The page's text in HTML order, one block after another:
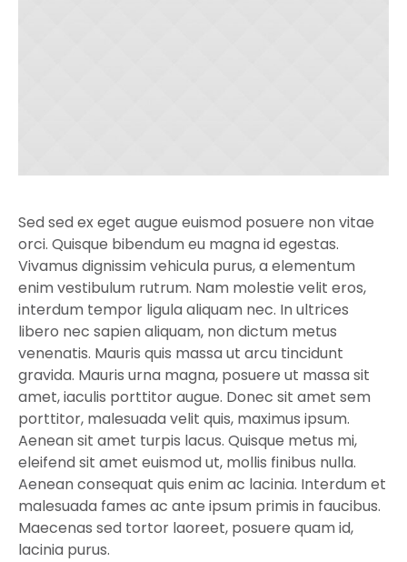
Sed sed ex eget augue euismod posuere non vitae
orci. Quisque bibendum eu magna id egestas.
Vivamus dignissim vehicula purus, a elementum
enim vestibulum rutrum. Nam molestie velit eros,
interdum tempor ligula aliquam nec. In ultrices
libero nec sapien aliquam, non dictum metus
venenatis. Mauris quis massa ut arcu tincidunt
gravida. Mauris urna magna, posuere ut massa sit
amet, iaculis porttitor augue. Donec sit amet sem
porttitor, malesuada velit quis, maximus ipsum.
Aenean sit amet turpis lacus. Quisque metus mi,
eleifend sit amet euismod ut, mollis finibus nulla.
Aenean consequat quis enim ac lacinia. Interdum et
malesuada fames ac ante ipsum primis in faucibus.
Maecenas sed tortor laoreet, posuere quam id,
lacinia purus.